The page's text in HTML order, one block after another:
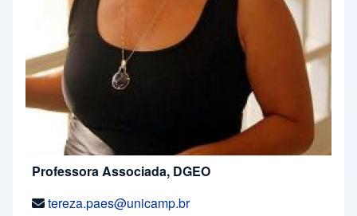
Professora Associada, DGEO
tereza.paes@unicamp.br